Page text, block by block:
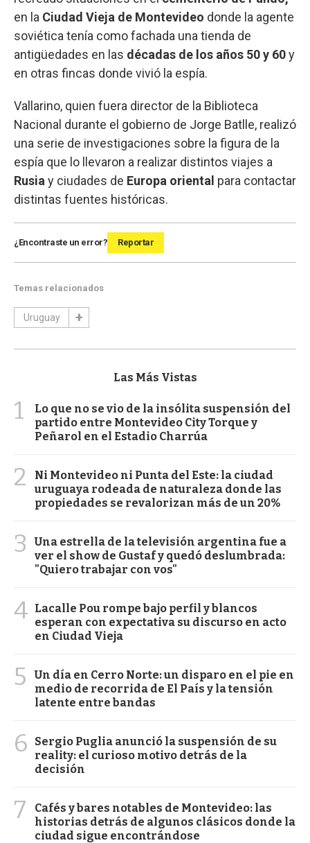
en la Ciudad Vieja de Montevideo donde la agente
soviética tenía como fachada una tienda de
antigüedades en las décadas de los años 50 y 60y
en otras fincas donde vivió la espía.
Vallarino, quien fuera director de la Biblioteca
Nacional durante el gobierno de Jorge Batlle, realizó
una serie de investigaciones sobre la figura de la
espía que lo llevaron a realizar distintos viajes a
Rusia y ciudades de Europa oriental para contactar
distintas fuentes históricas.
¿Encontraste un error? Reportar
Temas relacionados
Uruguay
Las Más Vistas
1
Lo que no se vio de la insólita suspensión del
partido entre Montevideo City Torque y
Peñarol en el Estadio Charrúa
2
Ni Montevideo ni Punta del Este: la ciudad
uruguaya rodeada de naturaleza donde las
propiedades se revalorizan más de un 20%
3
Una estrella de la televisión argentina fue a
ver el show de Gustaf y quedó deslumbrada:
"Quiero trabajar con vos"
4 Lacalle Pou rompe bajo perfil y blancos
esperan con expectativa su discurso en acto
en Ciudad Vieja
5
Un día en Cerro Norte: un disparo en el pie en
medio de recorrida de El País y la tensión
latente entre bandas
6
Sergio Puglia anunció la suspensión de su
reality: el curioso motivo detrás de la
decisión
7
Cafés y bares notables de Montevideo: las
historias detrás de algunos clásicos donde la
ciudad sigue encontrándose